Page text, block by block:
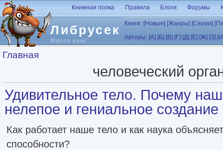
Перейти к основному содержанию
Либрусек
Много книг
Книжная полка Правила Блоги Форумы
Книги: [Новые] [Жанры] [Серии]
Авторы: [А] [Б] [В] [Г] [Д] [Е] [Ж] [З]
Вы здесь
Главная
человеческий
Удивительное тело. Почему
нелепое и гениальное
Как работает наше тело и как наука
способности?